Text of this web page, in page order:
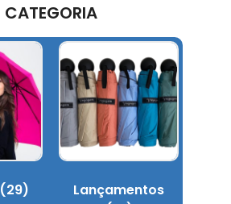
CATEGORIA
(29)
Lançamentos